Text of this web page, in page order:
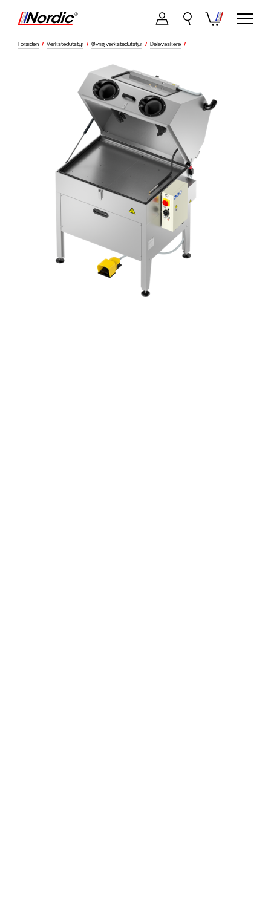
Forsiden / Verkstedutstyr / Øvrig verkstedutstyr / Delevaskere /